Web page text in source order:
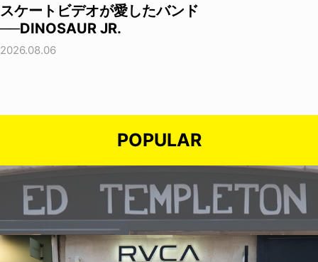
スケートビデオが愛したバンド
──DINOSAUR JR.
2026.08.06
POPULAR